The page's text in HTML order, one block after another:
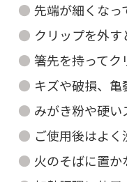
先端が細くなっ
クリップを外す
箸先を持ってク
キズや破損、亀
みがき粉や硬い
ご使用後はよく
火のそばに置か